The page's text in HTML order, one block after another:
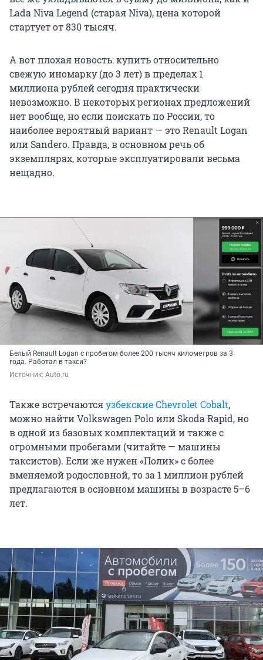
Lada Niva Legend (старая Niva), цена которой
стартует от 830 тысяч.
А вот плохая новость: купить относительно
свежую иномарку (до 3 лет) в пределах 1
миллиона рублей сегодня практически
невозможно. В некоторых регионах предложений
нет вообще, но если поискать по России, то
наиболее вероятный вариант — это Renault Logan
или Sandero. Правда, в основном речь об
экземплярах, которые эксплуатировали весьма
нещадно.
Белый Renault Logan с пробегом более 200 тысяч километров за 3
года. Работал в такси?
Источник: Auto.ru
Также встречаютсяузбекские Chevrolet Cobalt,
можно найти Volkswagen Polo или Skoda Rapid, но
в одной из базовых комплектаций и также с
огромными пробегами (читайте — машины
таксистов). Если же нужен «Полик» с более
вменяемой родословной, то за 1 миллион рублей
предлагаются в основном машины в возрасте 5–6
лет.